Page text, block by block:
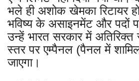
भले ही अशोक खेमका रिटायर
भविष्य के असाइनमेंट और पदों
उन्हें भारत सरकार में
स्तर पर एम्पैनल (पैनल में
जाएगा।